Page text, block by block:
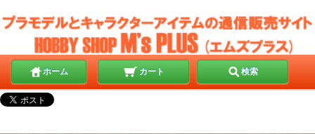
ホーム カート 検索